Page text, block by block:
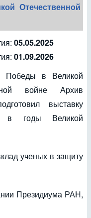
Отечественной
05.05.2025
01.09.2026
Победы в Великой
войне Архив
выставку
в годы Великой
ученых в защиту
Президиума РАН,